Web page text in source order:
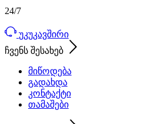
24/7
უკუკავშირი
ჩვენს შესახებ
მიწოდება
გადახდა
კონტაქტი
თამაშები